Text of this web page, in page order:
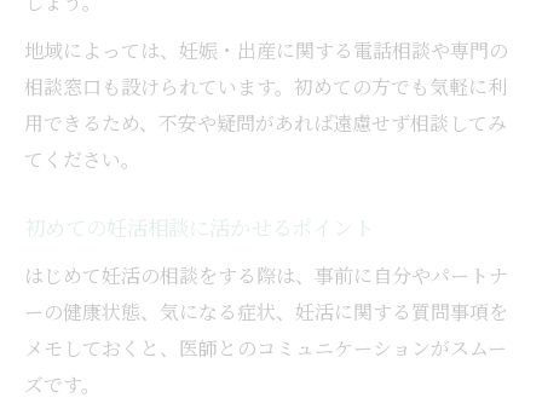
地域によっては、妊娠・出産に関する電話相談や専門の
相談窓口も設けられています。初めての方でも気軽に利
用できるため、不安や疑問があれば遠慮せず相談してみ
てください。
初めての妊活相談に活かせるポイント
はじめて妊活の相談をする際は、事前に自分やパートナ
ーの健康状態、気になる症状、妊活に関する質問事項を
メモしておくと、医師とのコミュニケーションがスムー
ズです。